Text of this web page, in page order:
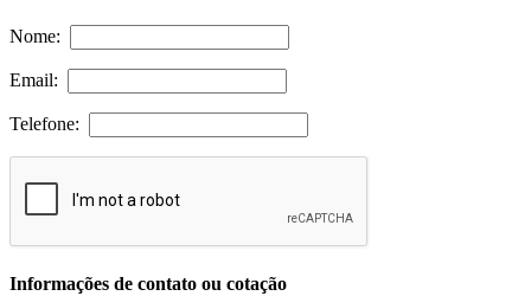
Nome:
Email:
Telefone:
Informações de contato ou cotação